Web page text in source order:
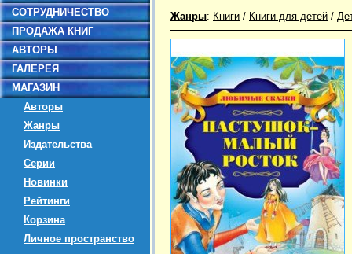
СОТРУДНИЧЕСТВО
ПРОДАЖА КНИГ
АВТОРЫ
ГАЛЕРЕЯ
МАГАЗИН
Авторы
Жанры
Издательства
Серии
Новинки
Рейтинги
Корзина
Личное пространство
Жанры: Книги / Книги для детей /